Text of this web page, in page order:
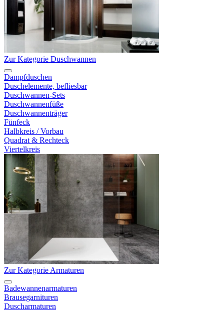
Zur Kategorie Duschwannen
Dampfduschen
Duschelemente, befliesbar
Duschwannen-Sets
Duschwannenfüße
Duschwannenträger
Fünfeck
Halbkreis / Vorbau
Quadrat & Rechteck
Viertelkreis
Zur Kategorie Armaturen
Badewannenarmaturen
Brausegarnituren
Duscharmaturen